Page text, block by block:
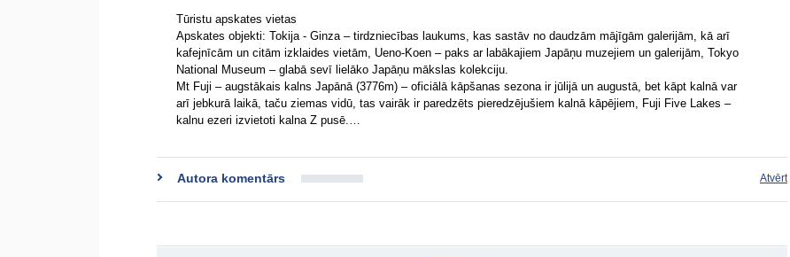
Tūristu apskates vietas
Apskates objekti: Tokija - Ginza – tirdzniecības laukums, kas sastāv no daudzām mājīgām galerijām, kā arī
kafejnīcām un citām izklaides vietām, Ueno-Koen – paks ar labākajiem Japāņu muzejiem un galerijām, Tokyo
National Museum – glabā sevī lielāko Japāņu mākslas kolekciju.
Mt Fuji – augstākais kalns Japānā (3776m) – oficiālā kāpšanas sezona ir jūlijā un augustā, bet kāpt kalnā var
arī jebkurā laikā, taču ziemas vidū, tas vairāk ir paredzēts pieredzējušiem kalnā kāpējiem, Fuji Five Lakes –
kalnu ezeri izvietoti kalna Z pusē.…
Autora komentārs Atvērt